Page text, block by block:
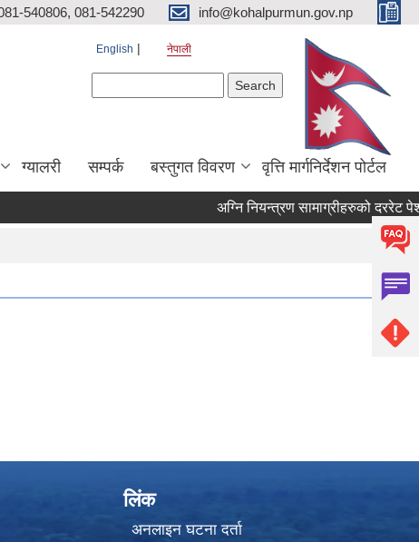
540806, 081-542290 info@kohalpurmun.gov.np
English नेपाली
ग्यालरी सम्पर्क बस्तुगत विवरण वृत्ति मार्गनिर्देशन पोर्टल
लिंक
अनलाइन घटना दर्ता